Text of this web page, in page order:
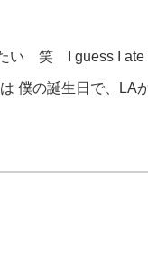
い 笑 I guess I ate
僕の誕生日で、LA